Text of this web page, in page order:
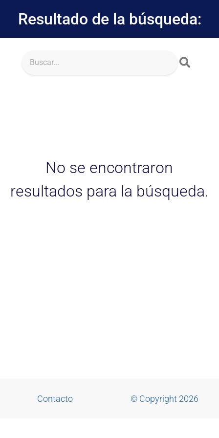
Resultado de la búsqueda:
No se encontraron
resultados para la búsqueda.
Contacto © Copyright 2026